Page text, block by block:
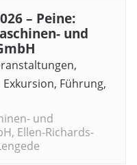
– Peine:
und
,
Exkursion, Führung,
und
Ellen-Richards-